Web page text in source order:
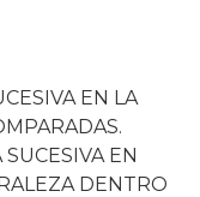
EN LA
EN
DENTRO